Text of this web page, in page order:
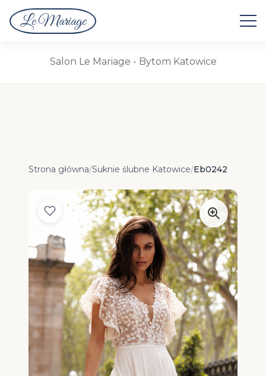
Le MariageSuknie Ślubne
Salon Le Mariage - Bytom Katowice
Strona główna/Suknie ślubne Katowice/Eb0242